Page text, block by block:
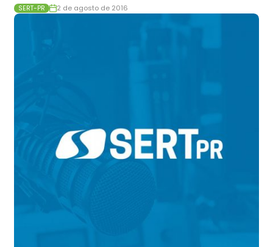
SERT-PR 2 de agosto de 2016